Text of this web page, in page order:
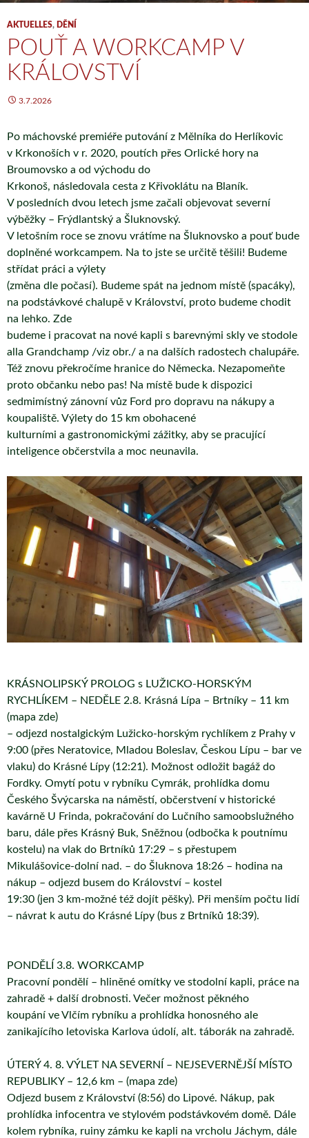
AKTUELLES, DĚNÍ
POUŤ A WORKCAMP V
KRÁLOVSTVÍ
3.7.2026
Po máchovské premiéře putování z Mělníka do Herlíkovic
v Krkonoších v r. 2020, poutích přes Orlické hory na
Broumovsko a od východu do
Krkonoš, následovala cesta z Křivoklátu na Blaník.
V posledních dvou letech jsme začali objevovat severní
výběžky – Frýdlantský a Šluknovský.
V letošním roce se znovu vrátíme na Šluknovsko a pouť bude
doplněné workcampem. Na to jste se určitě těšili! Budeme
střídat práci a výlety
(změna dle počasí). Budeme spát na jednom místě (spacáky),
na podstávkové chalupě v Království, proto budeme chodit
na lehko. Zde
budeme i pracovat na nové kapli s barevnými skly ve stodole
alla Grandchamp /viz obr./ a na dalších radostech chalupáře.
Též znovu překročíme hranice do Německa. Nezapomeňte
proto občanku nebo pas! Na místě bude k dispozici
sedmimístný zánovní vůz Ford pro dopravu na nákupy a
koupaliště. Výlety do 15 km obohacené
kulturními a gastronomickými zážitky, aby se pracující
inteligence občerstvila a moc neunavila.
KRÁSNOLIPSKÝ PROLOG s LUŽICKO-HORSKÝM
RYCHLÍKEM – NEDĚLE 2.8. Krásná Lípa – Brtníky – 11 km
(mapa zde)
– odjezd nostalgickým Lužicko-horským rychlíkem z Prahy v
9:00 (přes Neratovice, Mladou Boleslav, Českou Lípu – bar ve
vlaku) do Krásné Lípy (12:21). Možnost odložit bagáž do
Fordky. Omytí potu v rybníku Cymrák, prohlídka domu
Českého Švýcarska na náměstí, občerstvení v historické
kavárně U Frinda, pokračování do Lučního samoobslužného
baru, dále přes Krásný Buk, Sněžnou (odbočka k poutnímu
kostelu) na vlak do Brtníků 17:29 – s přestupem
Mikulášovice-dolní nad. – do Šluknova 18:26 – hodina na
nákup – odjezd busem do Království – kostel
19:30 (jen 3 km-možné též dojít pěšky). Při menším počtu lidí
– návrat k autu do Krásné Lípy (bus z Brtníků 18:39).
PONDĚLÍ 3.8. WORKCAMP
Pracovní pondělí – hliněné omítky ve stodolní kapli, práce na
zahradě + další drobnosti. Večer možnost pěkného
koupání ve Vlčím rybníku a prohlídka honosného ale
zanikajícího letoviska Karlova údolí, alt. táborák na zahradě.
ÚTERÝ 4. 8. VÝLET NA SEVERNÍ – NEJSEVERNĚJŠÍ MÍSTO
REPUBLIKY – 12,6 km – (mapa zde)
Odjezd busem z Království (8:56) do Lipové. Nákup, pak
prohlídka infocentra ve stylovém podstávkovém domě. Dále
kolem rybníka, ruiny zámku ke kapli na vrcholu Jáchym, dále